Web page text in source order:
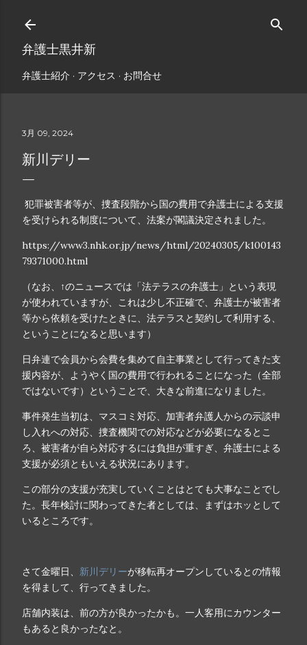
スキップしてメイン コンテンツに移動
弁護士黒井新
弁護士紹介 アクセス お問合せ
3月 09, 2024
新川デリー
犯罪被害者等が、捜査段階から国の費用で弁護士による支援
を受けられる制度について、法案が閣議決定されました。
https://www3.nhk.or.jp/news/html/20240305/k100143
79371000.html
（なお、↑のニュースでは「法テラスの弁護士」という表現
が使われていますが、これは少し不正確で、弁護士が被害者
等から依頼を受けたときに、法テラスと契約して利用する、
ということになると思います）
日弁連で会員から会費を集めて自主事業として行ってきた支
援内容が、ようやく国の費用で行われることになった（全部
ではないです）ということで、大きな前進になりました。
事件発生当初は、マスコミ対応、加害者弁護人からの示談申
し入れへの対応、捜査機関での対応などが必要になるとこ
ろ、被害者が自ら対応するには負担が重すぎ、弁護士による
支援が必須ともいえる状況にあります。
この部分の支援が充実していくことはとても大事なことでし
た。長年検討に関わってきた者としては、まずはホッとして
いるところです。
さて金曜日、 新川デリーが移転再オープンしているとの情報
を得まして、行ってきました。
店舗内装は、前の方が良かったかも。一人客用にカウンター
もあると良かったなと。